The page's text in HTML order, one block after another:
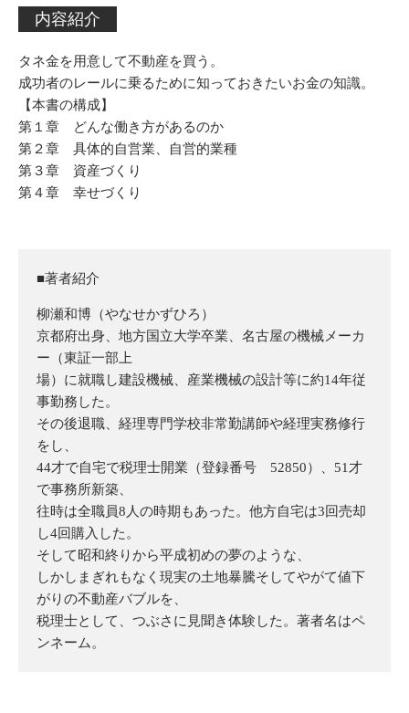
内容紹介
タネ金を用意して不動産を買う。
成功者のレールに乗るために知っておきたいお金の知識。
【本書の構成】
第１章 どんな働き方があるのか
第２章 具体的自営業、自営的業種
第３章 資産づくり
第４章 幸せづくり
■著者紹介
柳瀬和博（やなせかずひろ）
京都府出身、地方国立大学卒業、名古屋の機械メーカ
ー（東証一部上
場）に就職し建設機械、産業機械の設計等に約14年従
事勤務した。
その後退職、経理専門学校非常勤講師や経理実務修行
をし、
44才で自宅で税理士開業（登録番号 52850）、51才
で事務所新築、
往時は全職員8人の時期もあった。他方自宅は3回売却
し4回購入した。
そして昭和終りから平成初めの夢のような、
しかしまぎれもなく現実の土地暴騰そしてやがて値下
がりの不動産バブルを、
税理士として、つぶさに見聞き体験した。著者名はペ
ンネーム。